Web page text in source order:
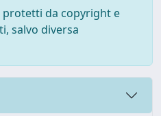
protetti da copyright e
salvo diversa